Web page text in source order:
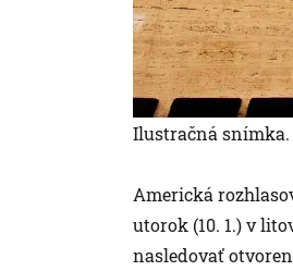
Ilustračná snímka.
Americká
utorok (10. 1.) v
nasledovať